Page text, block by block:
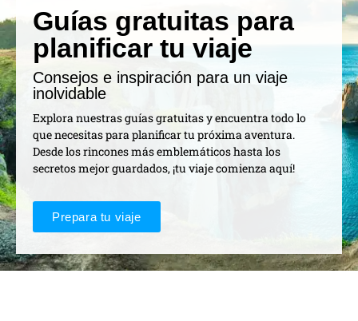
Guías gratuitas para
planificar tu viaje
Consejos e inspiración para un viaje
inolvidable
Explora nuestras guías gratuitas y encuentra todo lo
que necesitas para planificar tu próxima aventura.
Desde los rincones más emblemáticos hasta los
secretos mejor guardados, ¡tu viaje comienza aquí!
Prepara tu viaje